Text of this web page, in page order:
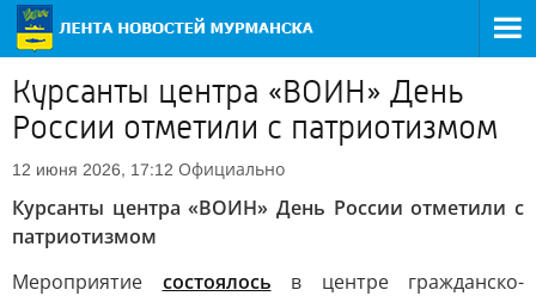
Курсанты центра «ВОИН» День
России отметили с патриотизмом
12 июня 2026, 17:12 Официально
Курсанты центра «ВОИН» День России отметили с
патриотизмом
Мероприятие состоялось в центре гражданско-